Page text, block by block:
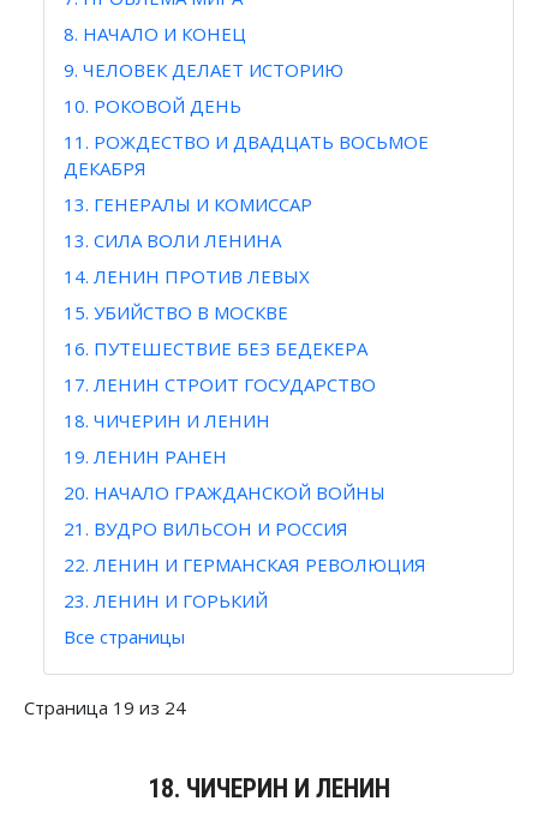
8. НАЧАЛО И КОНЕЦ
9. ЧЕЛОВЕК ДЕЛАЕТ ИСТОРИЮ
10. РОКОВОЙ ДЕНЬ
11. РОЖДЕСТВО И ДВАДЦАТЬ ВОСЬМОЕ
ДЕКАБРЯ
13. ГЕНЕРАЛЫ И КОМИССАР
13. СИЛА ВОЛИ ЛЕНИНА
14. ЛЕНИН ПРОТИВ ЛЕВЫХ
15. УБИЙСТВО В МОСКВЕ
16. ПУТЕШЕСТВИЕ БЕЗ БЕДЕКЕРА
17. ЛЕНИН СТРОИТ ГОСУДАРСТВО
18. ЧИЧЕРИН И ЛЕНИН
19. ЛЕНИН РАНЕН
20. НАЧАЛО ГРАЖДАНСКОЙ ВОЙНЫ
21. ВУДРО ВИЛЬСОН И РОССИЯ
22. ЛЕНИН И ГЕРМАНСКАЯ РЕВОЛЮЦИЯ
23. ЛЕНИН И ГОРЬКИЙ
Все страницы
Страница 19 из 24
18. ЧИЧЕРИН И ЛЕНИН